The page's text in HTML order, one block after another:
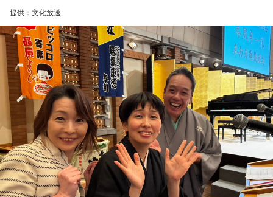
【6位】牡羊座（おひつじ座）
今日は、集中力が最高潮に高まる日です。効率よく物事を進
めることができるので、朝活をして早めにやるべきことを終
わらせるのがオススメです。あなたの大切な時間を有意義に
使うことができそうですよ。
【7位】乙女座（おとめ座）
将来のご自身をイメージしましょう。あなたがなりたい自分
を明確にイメージしていくことで、今あなたが何をすべきな
のかも明確になり、良い流れがやってきそうです。
配信と言えばAmazonプライムで7月から【犯罪者】というサ
スペンスが放送されています。伊東四朗さんも御出演とのこ
とで楽しみにしていました。
まず最初に3話、1週間後に2話、さらに1週間後に2話で全7話
の放送。とにかく次のエピソードが待ち遠しくて。
この事件とあの問題がどうつながっていくんだろう？ユース
ケ・サンタマリアさんのこのセリフはどういう意味？伊東さ
んは悪者！？笑などワクワク。
ラストではもしかして続編あり？と期待感を残しながら見終
わりました。
ただ…、次のエピソードを見るまでたった1週間なのに、もう
前回の内容を忘れかけている自分がいるのです！
提供：文化放送